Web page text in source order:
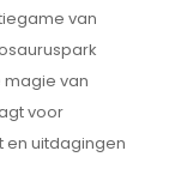
van
magie van
voor
en uitdagingen